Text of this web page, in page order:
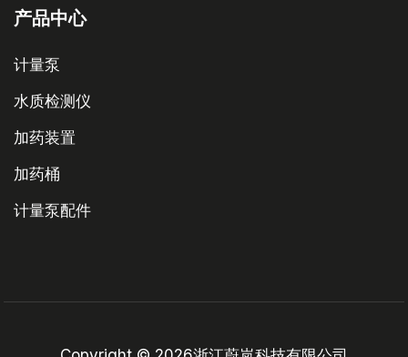
产品中心
计量泵
水质检测仪
加药装置
加药桶
计量泵配件